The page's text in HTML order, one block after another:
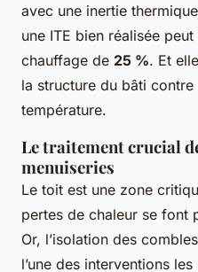
avec une inertie
une ITE bien réalisée
chauffage de 25 %. Et
la structure du bâti
température.
Le traitement crucial
menuiseries
Le toit est une zone
pertes de chaleur se font
Or, l’isolation des
l’une des interventions